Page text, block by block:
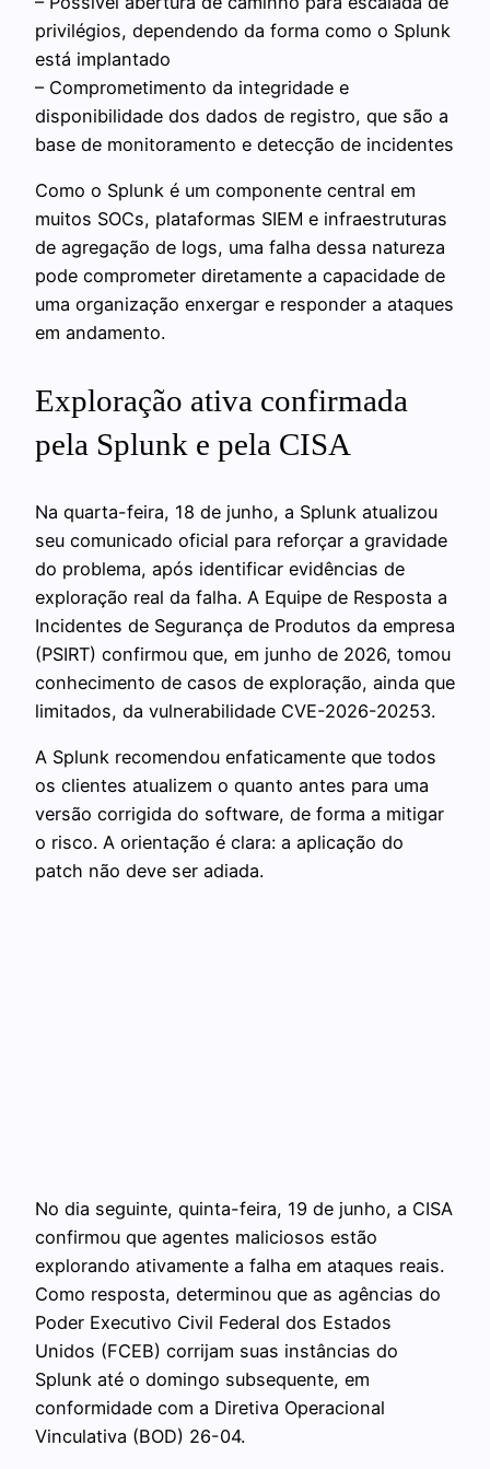
privilégios, dependendo da forma como o Splunk
está implantado
– Comprometimento da integridade e
disponibilidade dos dados de registro, que são a
base de monitoramento e detecção de incidentes
Como o Splunk é um componente central em
muitos SOCs, plataformas SIEM e infraestruturas
de agregação de logs, uma falha dessa natureza
pode comprometer diretamente a capacidade de
uma organização enxergar e responder a ataques
em andamento.
Exploração ativa confirmada
pela Splunk e pela CISA
Na quarta-feira, 18 de junho, a Splunk atualizou
seu comunicado oficial para reforçar a gravidade
do problema, após identificar evidências de
exploração real da falha. A Equipe de Resposta a
Incidentes de Segurança de Produtos da empresa
(PSIRT) confirmou que, em junho de 2026, tomou
conhecimento de casos de exploração, ainda que
limitados, da vulnerabilidade CVE-2026-20253.
A Splunk recomendou enfaticamente que todos
os clientes atualizem o quanto antes para uma
versão corrigida do software, de forma a mitigar
o risco. A orientação é clara: a aplicação do
patch não deve ser adiada.
No dia seguinte, quinta-feira, 19 de junho, a CISA
confirmou que agentes maliciosos estão
explorando ativamente a falha em ataques reais.
Como resposta, determinou que as agências do
Poder Executivo Civil Federal dos Estados
Unidos (FCEB) corrijam suas instâncias do
Splunk até o domingo subsequente, em
conformidade com a Diretiva Operacional
Vinculativa (BOD) 26-04.